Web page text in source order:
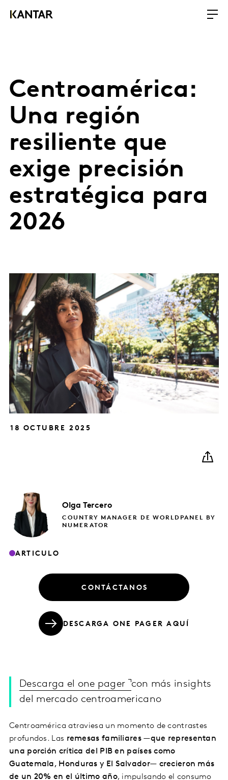
Centroamérica:
Una región
resiliente que
exige precisión
estratégica para
2026
18 OCTUBRE 2025
Olga Tercero
COUNTRY MANAGER DE WORLDPANEL BY
NUMERATOR
ARTICULO
CONTÁCTANOS
DESCARGA ONE PAGER AQUÍ
Descarga el one pager con más insights
del mercado centroamericano
Centroamérica atraviesa un momento de contrastes
profundos. Las remesas familiares —que representan
una porción crítica del PIB en países como
Guatemala, Honduras y El Salvador— crecieron más
de un 20% en el último año, impulsando el consumo